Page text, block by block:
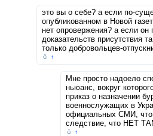
это вы о себе? а если по-
опубликованном в Новой
нет опровержения? а если
доказательств присутствия
только добровольцев-
↑
Мне просто надоело
ньюанс, вокруг
приказ о назначении
военнослужащих в
официальных СМИ, что
следствие, что НЕТ
↑